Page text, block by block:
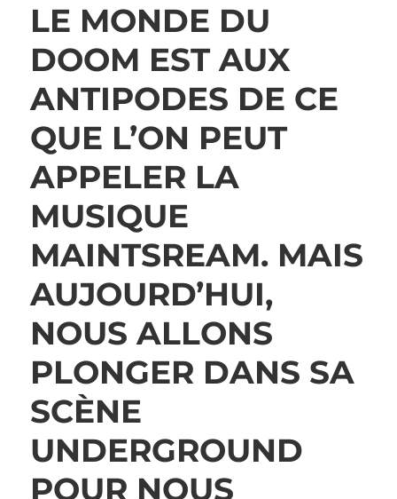
LE MONDE DU
DOOM EST AUX
ANTIPODES DE CE
QUE L’ON PEUT
APPELER LA
MUSIQUE
MAINTSREAM. MAIS
AUJOURD’HUI,
NOUS ALLONS
PLONGER DANS SA
SCÈNE
UNDERGROUND
POUR NOUS